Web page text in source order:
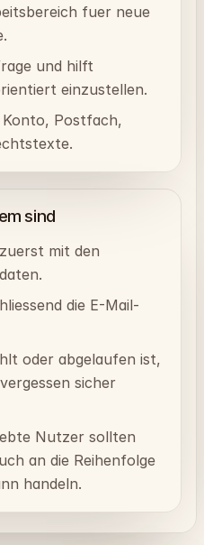
fuer neue
und hilft
einzustellen.
Postfach,
sind
mit den
die E-Mail-
oder abgelaufen ist,
sicher
Nutzer sollten
an die Reihenfolge
handeln.